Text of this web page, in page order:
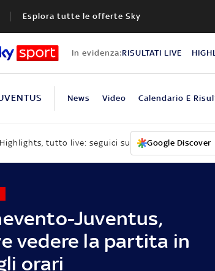
Esplora tutte le offerte Sky
In evidenza:RISULTATI LIVE
News Video Calendario E
Highlights, tutto live: seguici su Google Discover
Juventus,
vedere la partita in
orari